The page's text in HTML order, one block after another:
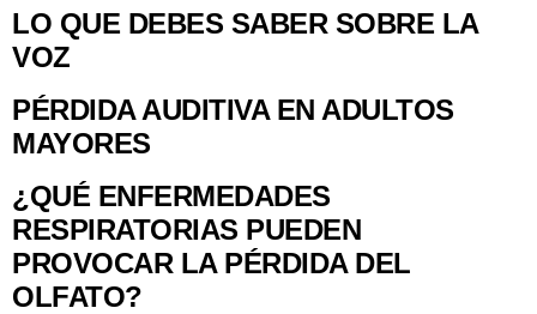
LO QUE DEBES SABER SOBRE LA
VOZ
PÉRDIDA AUDITIVA EN ADULTOS
MAYORES
¿QUÉ ENFERMEDADES
RESPIRATORIAS PUEDEN
PROVOCAR LA PÉRDIDA DEL
OLFATO?